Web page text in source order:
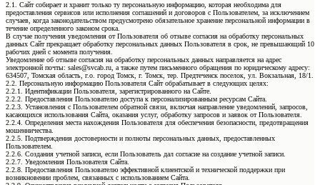
2.1. Сайт собирает и хранит только ту персональную информацию, которая необходима для
предоставления сервисов или исполнения соглашений и договоров с Пользователем, за исключением
случаев, когда законодательством предусмотрено обязательное хранение персональной информации в
течение определенного законом срока.
В случае получения уведомления от Пользователя об отзыве согласия на обработку персональных
данных Сайт прекращает обработку персональных данных Пользователя в срок, не превышающий 10
рабочих дней с момента получения.
Уведомление об отзыве согласия на обработку персональных данных направляется на адрес
электронной почты: sales@svcab.ru, а также путем письменного обращения по юридическому адресу:
634507, Томская область, г.о. город Томск, г. Томск, тер. Предтеченск поселок, ул. Вокзальная, 18/1.
2.2. Персональную информацию Пользователя Сайт обрабатывает в следующих целях:
2.2.1. Идентификации Пользователя, зарегистрированного на Сайте.
2.2.2. Предоставления Пользователю доступа к персонализированным ресурсам Сайта.
2.2.3. Установления с Пользователем обратной связи, включая направление уведомлений, запросов,
касающихся использования Сайта, оказания услуг, обработку запросов и заявок от Пользователя.
2.2.4. Определения места нахождения Пользователя для обеспечения безопасности, предотвращения
мошенничества.
2.2.5. Подтверждения достоверности и полноты персональных данных, предоставленных
Пользователем.
2.2.6. Создания учетной записи, если Пользователь дал согласие на создание учетной записи.
2.2.7. Уведомления Пользователя Сайта.
2.2.8. Предоставления Пользователю эффективной клиентской и технической поддержки при
возникновении проблем, связанных с использованием Сайта.